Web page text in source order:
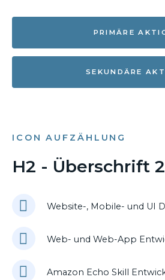
PRIMÄRE
SEKUNDÄRE
ICON AUFZÄHLUNG
H2 - Überschrift 2
Website-, Mobile- und UI
Web- und Web-App
Amazon Echo Skill